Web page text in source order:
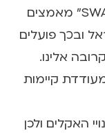
אנחנו בחברת האיש החשוב ו- "SWAGG" מאמצים
ובכך פועלים
אלינו.
קיימות
האקלים ולכן